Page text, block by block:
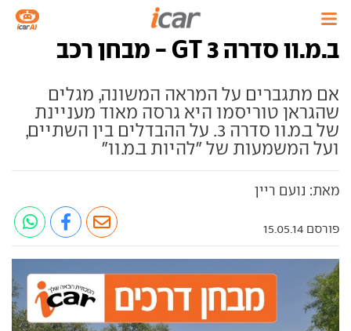
ב.מ.וו סדרה 3 GT - מבחן רכב
אם מתגברים על המראה המשונה, מגלים
שהגראן טוריסמו היא גרסה מאוד מעניינת
של ב.מ.וו סדרה 3. על ההבדלים בין השתיים,
ועל המשמעות של "להיות ב.מ.וו"
מאת: נועם ריין
פורסם 15.05.14